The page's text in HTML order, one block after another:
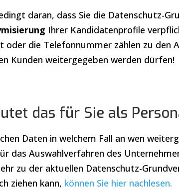
daran, dass Sie die Datenschutz-
Ihrer Kandidatenprofile
oder die Telefonnummer zählen zu den
Kunden weitergegeben werden dürfen!
das für Sie als
Daten in welchem Fall an wen
das Auswahlverfahren des
zu der aktuellen Datenschutz-
ziehen kann, können Sie hier nachlesen.